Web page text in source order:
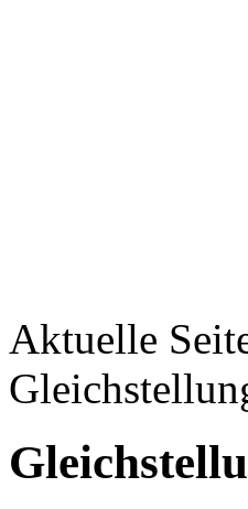
Aktuelle